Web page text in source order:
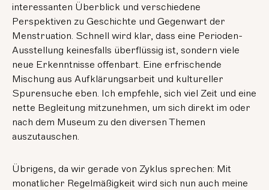
interessanten Überblick und verschiedene
Perspektiven zu Geschichte und Gegenwart der
Menstruation. Schnell wird klar, dass eine Perioden-
Ausstellung keinesfalls überflüssig ist, sondern viele
neue Erkenntnisse offenbart. Eine erfrischende
Mischung aus Aufklärungsarbeit und kultureller
Spurensuche eben. Ich empfehle, sich viel Zeit und eine
nette Begleitung mitzunehmen, um sich direkt im oder
nach dem Museum zu den diversen Themen
auszutauschen.
Übrigens, da wir gerade von Zyklus sprechen: Mit
monatlicher Regelmäßigkeit wird sich nun auch meine